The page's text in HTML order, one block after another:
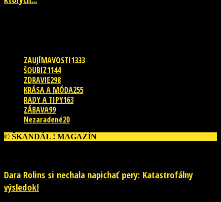
ZAUJÍMAVOSTI1333
ŠOUBIZ1144
ZDRAVIE298
KRÁSA A MÓDA255
RADY A TIPY163
ZÁBAVA99
Nezaradené20
© ŠKANDÁL ! MAGAZÍN
Dara Rolins si nechala napichať pery: Katastrofálny
výsledok!